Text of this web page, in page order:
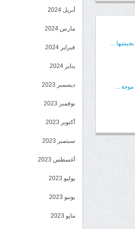
بجيشها ...
...
أبريل 2024
مارس 2024
فبراير 2024
يناير 2024
ديسمبر 2023
نوفمبر 2023
أكتوبر 2023
سبتمبر 2023
أغسطس 2023
يوليو 2023
يونيو 2023
مايو 2023